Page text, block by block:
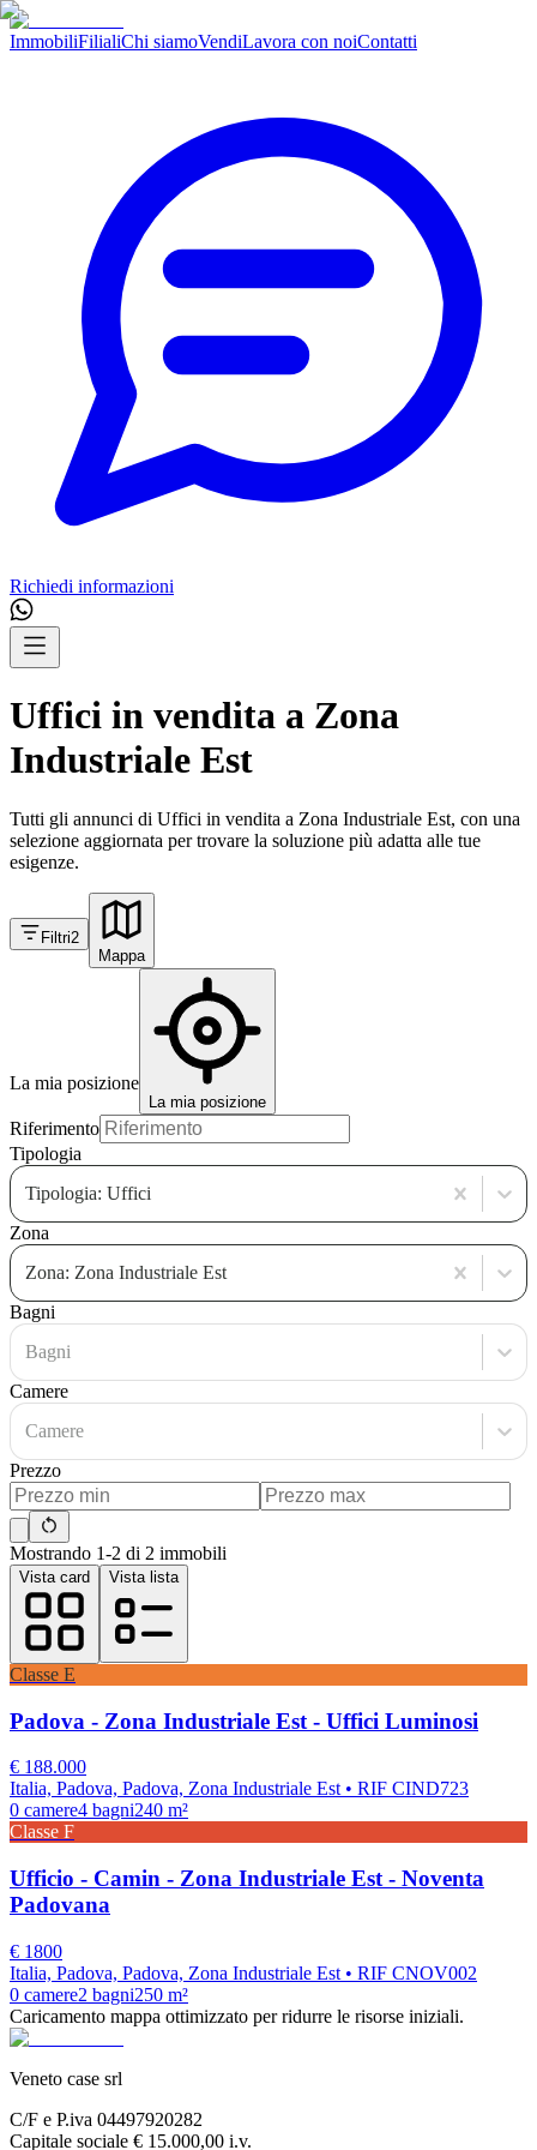
ImmobiliFilialiChi siamoVendiLavora con noiContatti
Richiedi informazioni
Uffici in vendita a Zona
Industriale Est
Tutti gli annunci di Uffici in vendita a Zona Industriale Est, con una
selezione aggiornata per trovare la soluzione più adatta alle tue
esigenze.
Filtri2
Mappa
La mia posizione
La mia posizione
Riferimento
Tipologia
Tipologia: Uffici
Zona
Zona: Zona Industriale Est
Bagni
Bagni
Camere
Camere
Prezzo
Mostrando 1-2 di 2 immobili
Vista card Vista lista
Classe E
Padova - Zona Industriale Est - Uffici Luminosi
€ 188.000
Italia, Padova, Padova, Zona Industriale Est • RIF CIND723
0 camere4 bagni240 m²
Classe F
Ufficio - Camin - Zona Industriale Est - Noventa
Padovana
€ 1800
Italia, Padova, Padova, Zona Industriale Est • RIF CNOV002
0 camere2 bagni250 m²
Caricamento mappa ottimizzato per ridurre le risorse iniziali.
Veneto case srl
C/F e P.iva 04497920282
Capitale sociale € 15.000,00 i.v.